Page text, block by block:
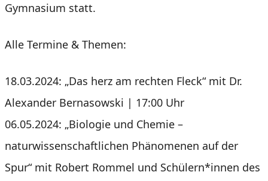
Gymnasium statt.
Alle Termine & Themen:
18.03.2024: „Das herz am rechten Fleck“ mit Dr.
Alexander Bernasowski | 17:00 Uhr
06.05.2024: „Biologie und Chemie –
naturwissenschaftlichen Phänomenen auf der
Spur“ mit Robert Rommel und Schülern*innen des